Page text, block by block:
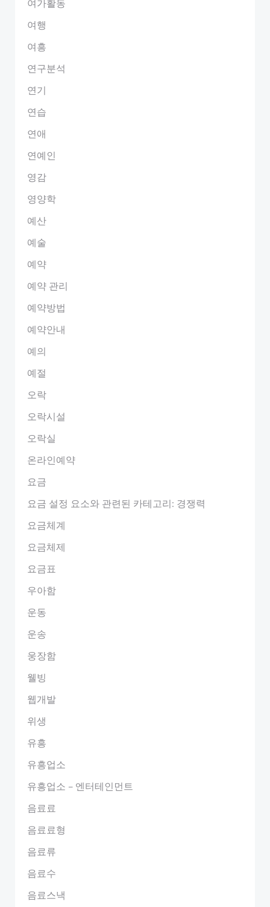
여가활동
여행
여흥
연구분석
연기
연습
연애
연예인
영감
영양학
예산
예술
예약
예약 관리
예약방법
예약안내
예의
예절
오락
오락시설
오락실
온라인예약
요금
요금 설정 요소와 관련된 카테고리: 경쟁력
요금체계
요금체제
요금표
우아함
운동
운송
웅장함
웰빙
웹개발
위생
유흥
유흥업소
유흥업소 – 엔터테인먼트
음료료
음료료형
음료류
음료수
음료스낵